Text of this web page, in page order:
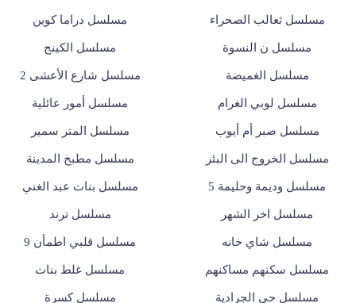
مسلسل ثعالب الصحراء مسلسل دراما كوين
مسلسل ن النسوة مسلسل الكينج
مسلسل الغميضة مسلسل شارع الأعشى 2
مسلسل لوبي الغرام مسلسل أمور عائلية
مسلسل صبر أم أيوب مسلسل المتر سمير
مسلسل الخروج الى البئر مسلسل مطبخ المدينة
مسلسل وديمة وحليمة 5 مسلسل بنات عبد الغني
مسلسل اخر الشهر مسلسل ترند
مسلسل شاي خانه مسلسل قلبي اطمأن 9
مسلسل سكنهم مساكنهم مسلسل غلط بنات
مسلسل حي الجرادية مسلسل كسرة